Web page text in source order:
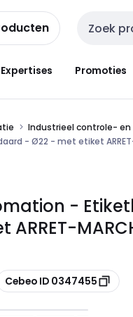
Zoekveld
Expertises Promoties
Industrieel controle-
- Ø22 - met etiket ARRET-
-
Cebeo ID 0347455